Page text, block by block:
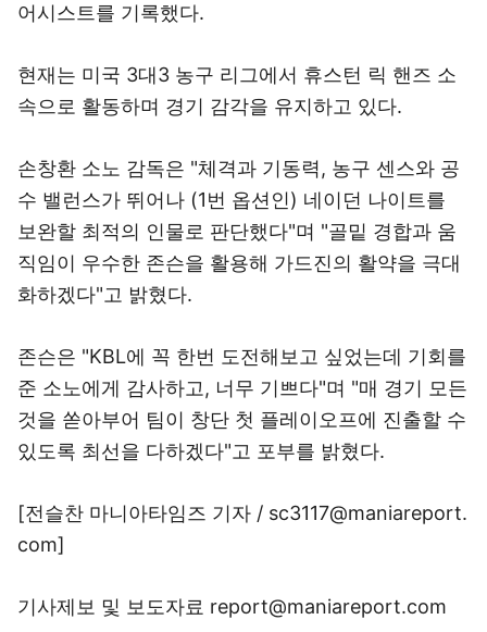
어시스트를 기록했다.
현재는 미국 3대3 농구 리그에서 휴스턴 릭 핸즈 소
속으로 활동하며 경기 감각을 유지하고 있다.
손창환 소노 감독은 "체격과 기동력, 농구 센스와 공
수 밸런스가 뛰어나 (1번 옵션인) 네이던 나이트를
보완할 최적의 인물로 판단했다"며 "골밑 경합과 움
직임이 우수한 존슨을 활용해 가드진의 활약을 극대
화하겠다"고 밝혔다.
존슨은 "KBL에 꼭 한번 도전해보고 싶었는데 기회를
준 소노에게 감사하고, 너무 기쁘다"며 "매 경기 모든
것을 쏟아부어 팀이 창단 첫 플레이오프에 진출할 수
있도록 최선을 다하겠다"고 포부를 밝혔다.
[전슬찬 마니아타임즈 기자 / sc3117@maniareport.
com]
기사제보 및 보도자료 report@maniareport.com